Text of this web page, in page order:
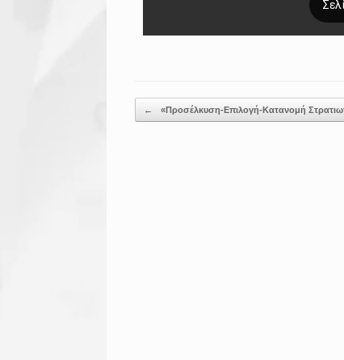
Post navigation
← «Προσέλκυση-Επιλογή-Κατανομή